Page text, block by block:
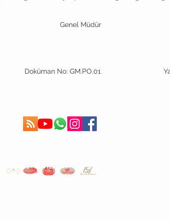
Müdür
GM.PO.01 Yayın
НА КЛИЕНТИ